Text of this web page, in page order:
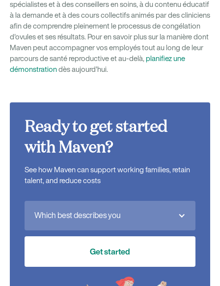
spécialistes et à des conseillers en soins, à du contenu éducatif
à la demande et à des cours collectifs animés par des cliniciens
afin de comprendre pleinement le processus de congélation
d'ovules et ses résultats. Pour en savoir plus sur la manière dont
Maven peut accompagner vos employés tout au long de leur
parcours de santé reproductive et au-delà, planifiez une
démonstrationdès aujourd'hui.
Ready to get started
with Maven?
See how Maven can support working families, retain
talent, and reduce costs
Which best describes you
Get started